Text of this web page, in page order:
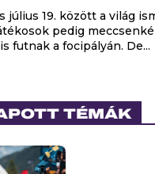
július 19. között a világ
pedig
futnak a focipályán. De...
TÉMÁK